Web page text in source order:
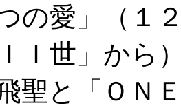
の愛」（１
Ｉ世」から
聖と「ＯＮ